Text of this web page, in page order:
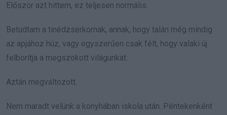
Először azt hittem, ez teljesen normális.
Betudtam a tinédzserkornak, annak, hogy talán még mindig
az apjához húz, vagy egyszerűen csak félt, hogy valaki új
felborítja a megszokott világunkat.
Aztán megváltozott.
Nem maradt velünk a konyhában iskola után. Péntekenként